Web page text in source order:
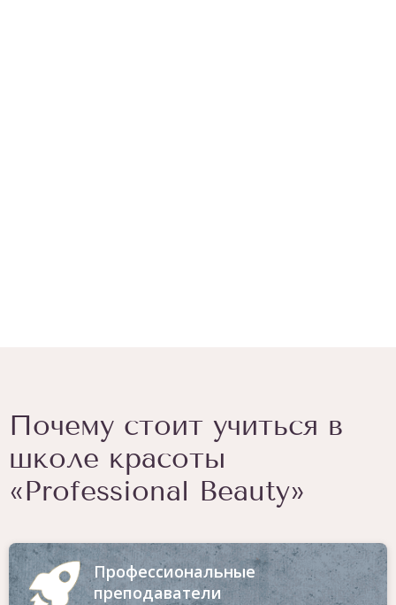
Для заказа обратного звонка
оставьте телефон
Почему стоит учиться в
школе красоты
«Professional Beauty»
Профессиональные
преподаватели